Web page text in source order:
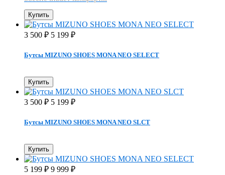
Купить
3 500 ₽ 5 199 ₽
Бутсы MIZUNO SHOES MONA NEO SELECT
Купить
3 500 ₽ 5 199 ₽
Бутсы MIZUNO SHOES MONA NEO SLCT
Купить
5 199 ₽ 9 999 ₽